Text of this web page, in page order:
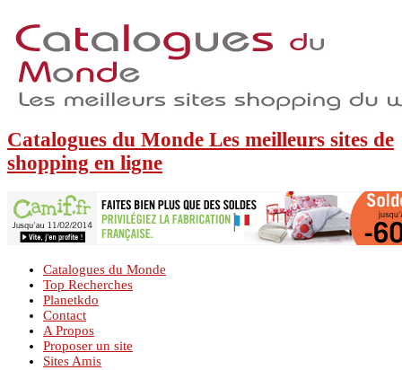
Catalogues du Monde Les meilleurs sites de
shopping en ligne
Catalogues du Monde
Top Recherches
Planetkdo
Contact
A Propos
Proposer un site
Sites Amis